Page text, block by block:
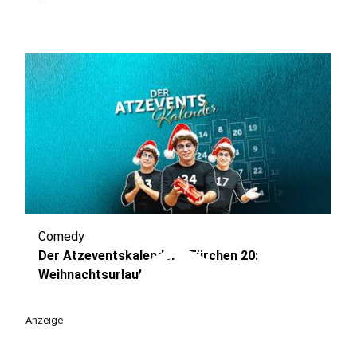
play_circle
Comedy
Der Atzeventskalender - Türchen 20:
Weihnachtsurlaub
Anzeige